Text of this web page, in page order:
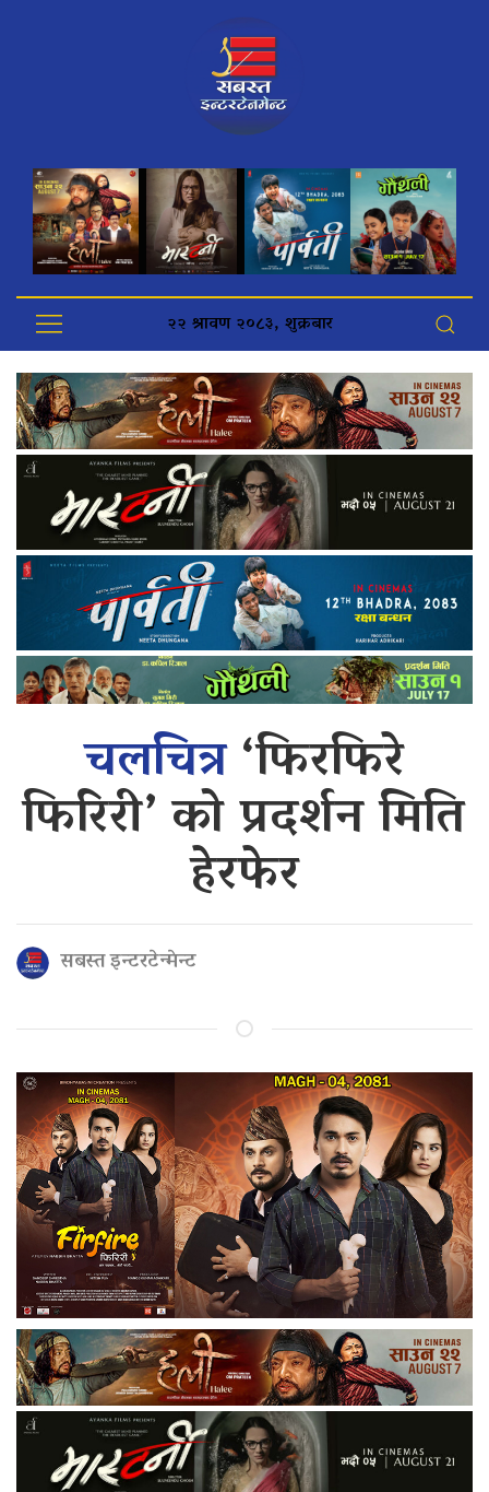
२२ श्रावण २०८३, शुक्रबार
चलचित्र‘फिरफिरे
फिरिरी’ को प्रदर्शन मिति
हेरफेर
सबस्त इन्टरटेन्मेन्ट